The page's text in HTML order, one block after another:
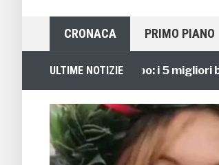
CRONACA PRIMO PIANO
ULTIME NOTIZIE
Viaggi di Gruppo: i 5 migliori